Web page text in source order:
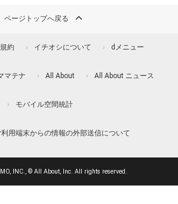
ページトップへ戻る
約 イチオシについて dメニュー
マテナ All About All About ニュース
モバイル空間統計
用端末からの情報の外部送信について
INC., © All About, Inc. All rights reserved.